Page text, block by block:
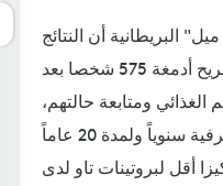
البريطانية أن النتائج
اعتمدت على دراسة شملت تشريح أدمغة 575 شخصا بعد
ومتابعة حالتهم،
فضلاً عن اختبار قدرتهم المعرفية سنوياً ولمدة 20 عاماً
أقل لبروتينات تاو لدى